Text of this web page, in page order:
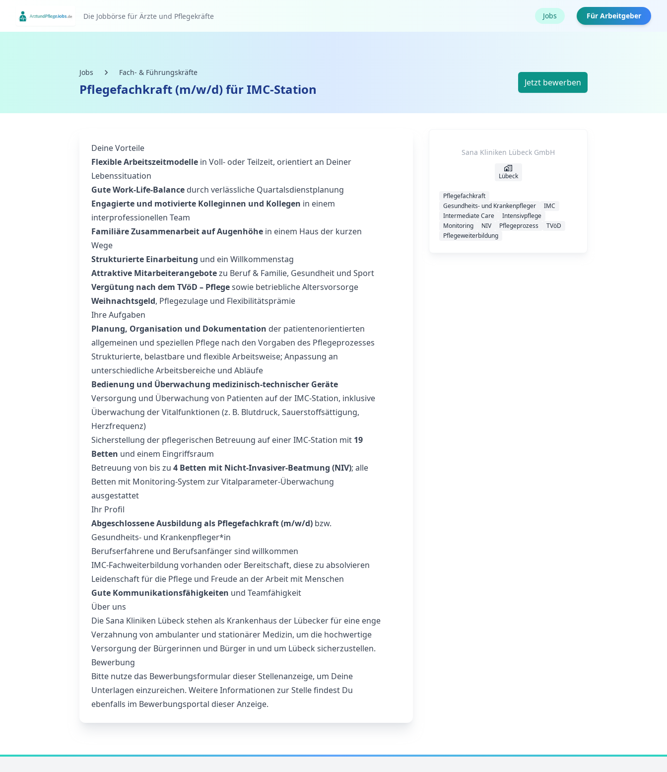
Die Jobbörse für Ärzte und Pflegekräfte Jobs Für Arbeitgeber
Jobs Fach- & Führungskräfte
Pflegefachkraft (m/w/d) für IMC-Station Jetzt bewerben
Deine Vorteile
Flexible Arbeitszeitmodelle in Voll- oder Teilzeit, orientiert an Deiner
Lebenssituation
Gute Work‑Life‑Balance durch verlässliche Quartalsdienstplanung
Engagierte und motivierte Kolleginnen und Kollegen in einem
interprofessionellen Team
Familiäre Zusammenarbeit auf Augenhöhe in einem Haus der kurzen
Wege
Strukturierte Einarbeitung und ein Willkommenstag
Attraktive Mitarbeiterangebotezu Beruf & Familie, Gesundheit und Sport
Vergütung nach dem TVöD – Pflegesowie betriebliche Altersvorsorge
Weihnachtsgeld, Pflegezulage und Flexibilitätsprämie
Ihre Aufgaben
Planung, Organisation und Dokumentation der patientenorientierten
allgemeinen und speziellen Pflege nach den Vorgaben des Pflegeprozesses
Strukturierte, belastbare und flexible Arbeitsweise; Anpassung an
unterschiedliche Arbeitsbereiche und Abläufe
Bedienung und Überwachung medizinisch-technischer Geräte
Versorgung und Überwachung von Patienten auf der IMC-Station, inklusive
Überwachung der Vitalfunktionen (z. B. Blutdruck, Sauerstoffsättigung,
Herzfrequenz)
Sicherstellung der pflegerischen Betreuung auf einer IMC-Station mit 19
Betten und einem Eingriffsraum
Betreuung von bis zu 4 Betten mit Nicht-Invasiver-Beatmung (NIV); alle
Betten mit Monitoring-System zur Vitalparameter-Überwachung
ausgestattet
Ihr Profil
Abgeschlossene Ausbildung als Pflegefachkraft (m/w/d) bzw.
Gesundheits- und Krankenpfleger*in
Berufserfahrene und Berufsanfänger sind willkommen
IMC‑Fachweiterbildung vorhanden oder Bereitschaft, diese zu absolvieren
Leidenschaft für die Pflege und Freude an der Arbeit mit Menschen
Gute Kommunikationsfähigkeiten und Teamfähigkeit
Über uns
Die Sana Kliniken Lübeck stehen als Krankenhaus der Lübecker für eine enge
Verzahnung von ambulanter und stationärer Medizin, um die hochwertige
Versorgung der Bürgerinnen und Bürger in und um Lübeck sicherzustellen.
Bewerbung
Bitte nutze das Bewerbungsformular dieser Stellenanzeige, um Deine
Unterlagen einzureichen. Weitere Informationen zur Stelle findest Du
ebenfalls im Bewerbungsportal dieser Anzeige.
Sana Kliniken Lübeck GmbH
Lübeck
Pflegefachkraft
Gesundheits- und Krankenpfleger
IMC
Intermediate Care
Intensivpflege
Monitoring
NIV Pflegeprozess
TVöD
Pflegeweiterbildung